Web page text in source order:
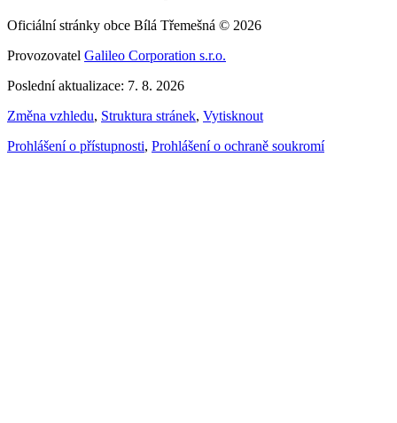
Oficiální stránky obce Bílá Třemešná © 2026
Provozovatel Galileo Corporation s.r.o.
Poslední aktualizace: 7. 8. 2026
Změna vzhledu, Struktura stránek, Vytisknout
Prohlášení o přístupnosti, Prohlášení o ochraně soukromí